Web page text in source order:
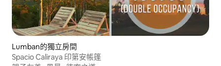
Lumban的獨立房間
Spacio Caliraya 印第安帳篷